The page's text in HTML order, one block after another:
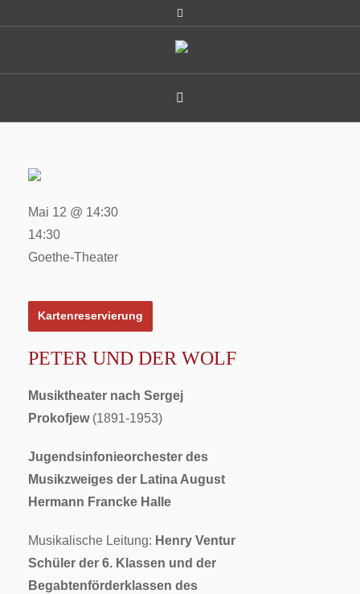
PETER UND DER WOLF
Musiktheater nach Sergej
Prokofjew (1891-1953)
Jugendsinfonieorchester des
Musikzweiges der Latina August
Hermann Francke Halle
Musikalische Leitung: Henry Ventur
Schüler der 6. Klassen und der
Begabtenförderklassen des
Mai 12 @ 14:30
14:30
Goethe-Theater
Kartenreservierung